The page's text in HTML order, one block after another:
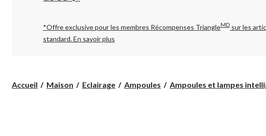
pour
changer
*Offre exclusive pour les membres Récompenses TriangleMD sur les
standard.En savoir plus
Accueil Maison Eclairage Ampoules Ampoules et lampes